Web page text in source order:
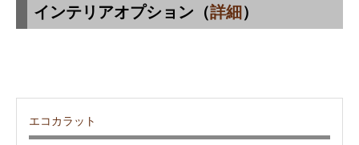
インテリアオプション（詳細 ）
エコカラット